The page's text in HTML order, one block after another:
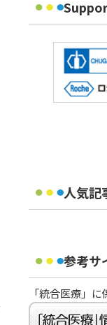
人気記
参考サ
「統合医療」